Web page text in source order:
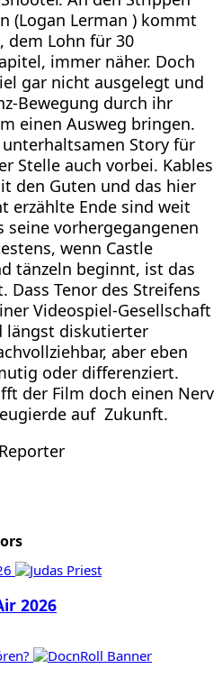
(Logan Lerman ) kommt
dem Lohn für 30
immer näher. Doch
gar nicht ausgelegt und
Bewegung durch ihr
einen Ausweg bringen.
Story für
Stelle auch vorbei. Kables
den Guten und das hier
erzählte Ende sind weit
vorhergegangenen
wenn Castle
tänzeln beginnt, ist das
Dass Tenor des Streifens
Videospiel-Gesellschaft
längst diskutierter
aber eben
oder differenziert.
der Film doch einen Nerv
auf Zukunft.
2026